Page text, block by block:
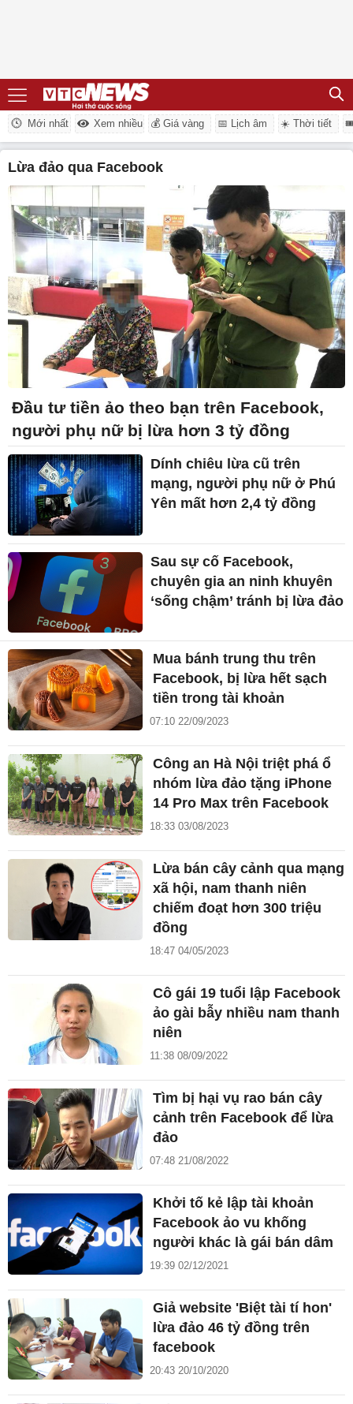
Mới nhất Xem nhiều 💰 Giá vàng 📅 Lịch âm ☀️ Thời tiết
lừa đảo qua Facebook
Đầu tư tiền ảo theo bạn trên Facebook,
người phụ nữ bị lừa hơn 3 tỷ đồng
Dính chiêu lừa cũ trên
mạng, người phụ nữ ở Phú
Yên mất hơn 2,4 tỷ đồng
Sau sự cố Facebook,
chuyên gia an ninh khuyên
‘sống chậm’ tránh bị lừa đảo
Mua bánh trung thu trên
Facebook, bị lừa hết sạch
tiền trong tài khoản
07:10 22/09/2023
Công an Hà Nội triệt phá ổ
nhóm lừa đảo tặng iPhone
14 Pro Max trên Facebook
18:33 03/08/2023
Lừa bán cây cảnh qua mạng
xã hội, nam thanh niên
chiếm đoạt hơn 300 triệu
đồng
18:47 04/05/2023
Cô gái 19 tuổi lập Facebook
ảo gài bẫy nhiều nam thanh
niên
11:38 08/09/2022
Tìm bị hại vụ rao bán cây
cảnh trên Facebook để lừa
đảo
07:48 21/08/2022
Khởi tố kẻ lập tài khoản
Facebook ảo vu khống
người khác là gái bán dâm
19:39 02/12/2021
Giả website 'Biệt tài tí hon'
lừa đảo 46 tỷ đồng trên
facebook
20:43 20/10/2020